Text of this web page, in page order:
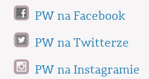
PW na Facebook
PW na Twitterze
PW na Instagramie